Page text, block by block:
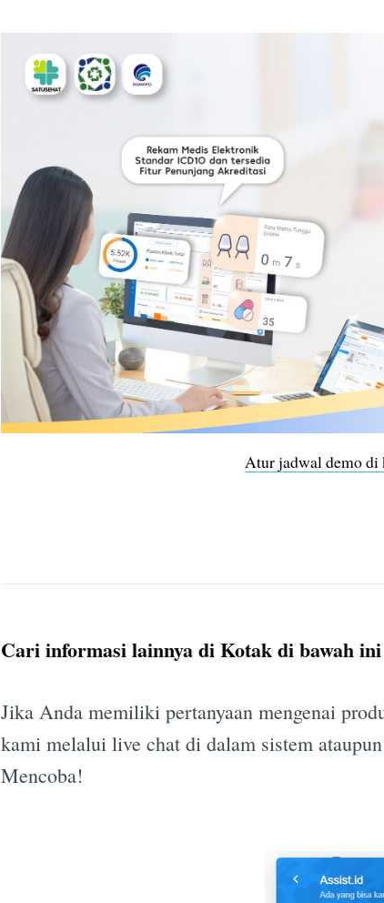
Atur jadwal demo
Cari informasi lainnya di Kotak di bawah ini
Jika Anda memiliki pertanyaan mengenai
kami melalui live chat di dalam sistem
Mencoba!